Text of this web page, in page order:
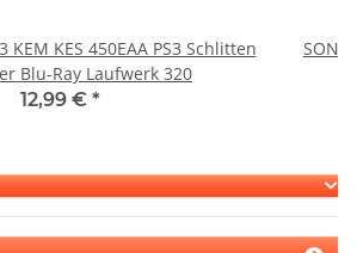
KEM KES 450EAA PS3 Schlitten
Blu-Ray Laufwerk 320
12,99 € *